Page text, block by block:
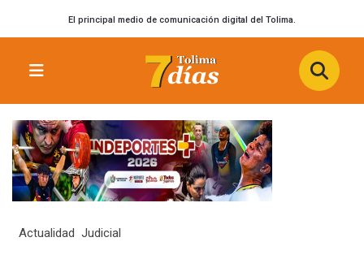
El principal medio de comunicación digital del Tolima.
Actualidad Judicial